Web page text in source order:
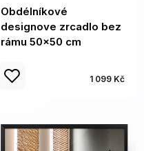
Obdélníkové
designove zrcadlo bez
rámu 50x50 cm
1 099 Kč